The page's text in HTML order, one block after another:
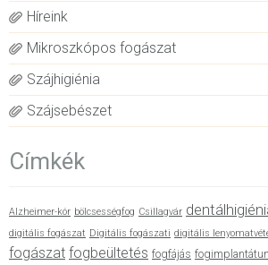
Híreink
Mikroszkópos fogászat
Szájhigiénia
Szájsebészet
Címkék
Alzheimer-kór bölcsességfog Csillagvár
digitális fogászat Digitális fogászati digitális
fogászat fogbeültetés fogfájás